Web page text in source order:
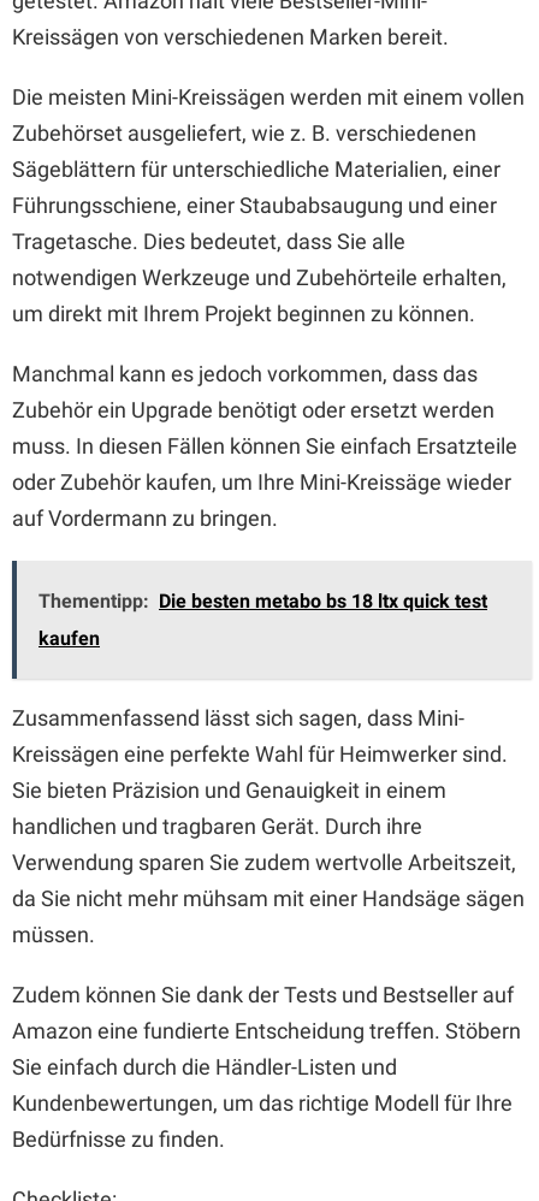
Kreissägen von verschiedenen Marken bereit.
Die meisten Mini-Kreissägen werden mit einem vollen
Zubehörset ausgeliefert, wie z. B. verschiedenen
Sägeblättern für unterschiedliche Materialien, einer
Führungsschiene, einer Staubabsaugung und einer
Tragetasche. Dies bedeutet, dass Sie alle
notwendigen Werkzeuge und Zubehörteile erhalten,
um direkt mit Ihrem Projekt beginnen zu können.
Manchmal kann es jedoch vorkommen, dass das
Zubehör ein Upgrade benötigt oder ersetzt werden
muss. In diesen Fällen können Sie einfach Ersatzteile
oder Zubehör kaufen, um Ihre Mini-Kreissäge wieder
auf Vordermann zu bringen.
Thementipp: Die besten metabo bs 18 ltx quick test
kaufen
Zusammenfassend lässt sich sagen, dass Mini-
Kreissägen eine perfekte Wahl für Heimwerker sind.
Sie bieten Präzision und Genauigkeit in einem
handlichen und tragbaren Gerät. Durch ihre
Verwendung sparen Sie zudem wertvolle Arbeitszeit,
da Sie nicht mehr mühsam mit einer Handsäge sägen
müssen.
Zudem können Sie dank der Tests und Bestseller auf
Amazon eine fundierte Entscheidung treffen. Stöbern
Sie einfach durch die Händler-Listen und
Kundenbewertungen, um das richtige Modell für Ihre
Bedürfnisse zu finden.